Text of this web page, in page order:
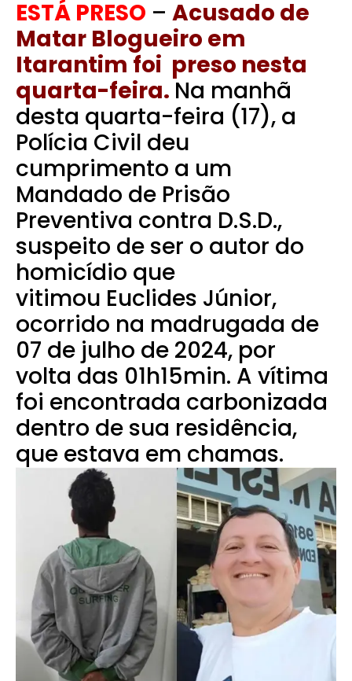
ESTÁ PRESO – Acusado de
Matar Blogueiro em
Itarantim foi preso nesta
quarta-feira. Na manhã
desta quarta-feira (17), a
Polícia Civil deu
cumprimento a um
Mandado de Prisão
Preventiva contra D.S.D.,
suspeito de ser o autor do
homicídio que
vitimou Euclides Júnior,
ocorrido na madrugada de
07 de julho de 2024, por
volta das 01h15min. A vítima
foi encontrada carbonizada
dentro de sua residência,
que estava em chamas.